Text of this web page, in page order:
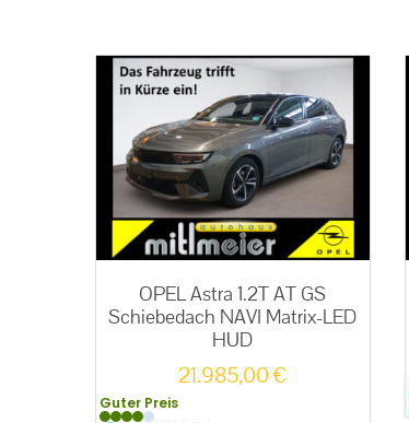
OPEL Astra 1.2T AT GS
Schiebedach NAVI Matrix-LED
HUD
21.985,00€
Guter Preis